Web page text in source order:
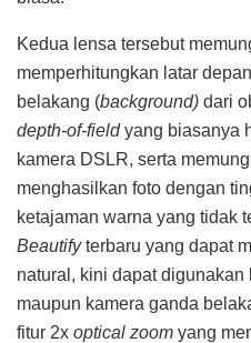
Kedua lensa tersebut
memperhitungkan latar
belakang (background) dari
depth-of-fieldyang biasanya
kamera DSLR, serta
menghasilkan foto dengan
ketajaman warna yang tidak
Beautifyterbaru yang dapat
natural, kini dapat
maupun kamera ganda
fitur 2x optical zoom yang